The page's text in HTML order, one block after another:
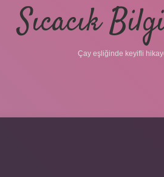
Sıcacık
Çay eşliğinde keyifli